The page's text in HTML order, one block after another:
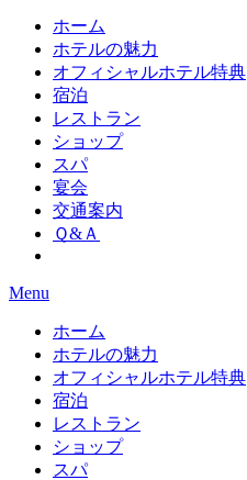
ホーム
ホテルの魅力
オフィシャルホテル特典
宿泊
レストラン
ショップ
スパ
宴会
交通案内
Ｑ&Ａ
Menu
ホーム
ホテルの魅力
オフィシャルホテル特典
宿泊
レストラン
ショップ
スパ